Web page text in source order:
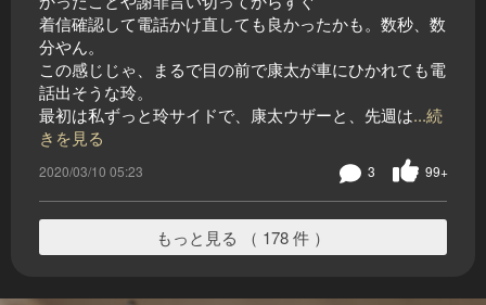
着信確認して電話かけ直しても良かったかも。数秒、数
分やん。
この感じじゃ、まるで目の前で康太が車にひかれても電
話出そうな玲。
最初は私ずっと玲サイドで、康太ウザーと、先週は...続
きを見る
2020/03/10 05:23 99+
3
もっと見る （ 178 件 ）